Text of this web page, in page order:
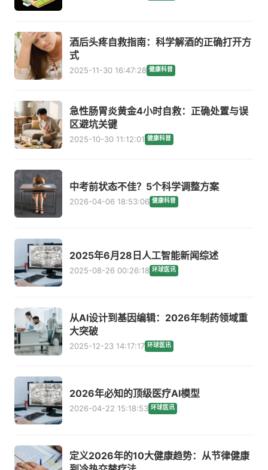
酒后头疼自救指南：科学解酒的正确打开方
式
2025-11-30 16:47:28 健康科普
急性肠胃炎黄金4小时自救：正确处置与误
区避坑关键
2025-10-30 11:12:01 健康科普
中考前状态不佳？5个科学调整方案
2026-04-06 18:53:06 健康科普
2025年6月28日人工智能新闻综述
2025-08-26 00:26:18 环球医讯
从AI设计到基因编辑：2026年制药领域重
大突破
2025-12-23 14:17:17 环球医讯
2026年必知的顶级医疗AI模型
2026-04-22 15:18:53 环球医讯
定义2026年的10大健康趋势：从节律健康